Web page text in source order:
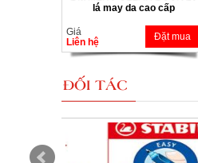
lá may da cao cấp
Giá
Liên hệ
Đặt mua
ĐỐI TÁC